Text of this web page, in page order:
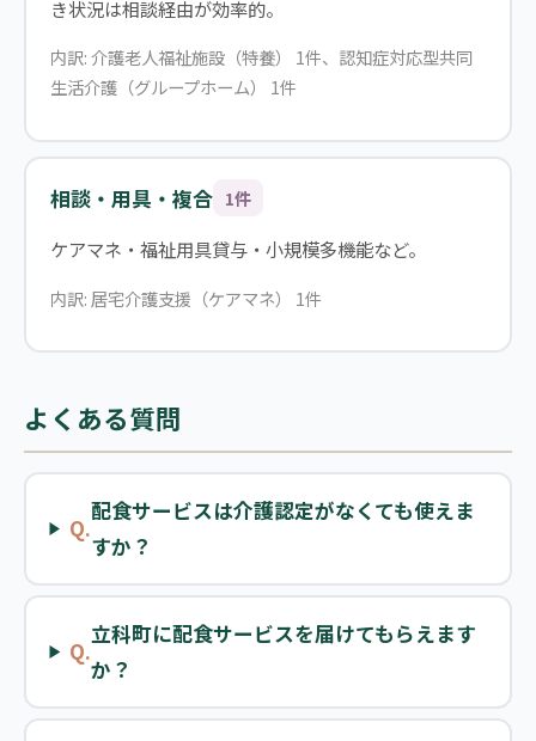
き状況は相談経由が効率的。
内訳: 介護老人福祉施設（特養） 1件、認知症対応型共同
生活介護（グループホーム） 1件
相談・用具・複合 1件
ケアマネ・福祉用具貸与・小規模多機能など。
内訳: 居宅介護支援（ケアマネ） 1件
よくある質問
Q.
配食サービスは介護認定がなくても使えま
すか？
Q.
立科町に配食サービスを届けてもらえます
か？